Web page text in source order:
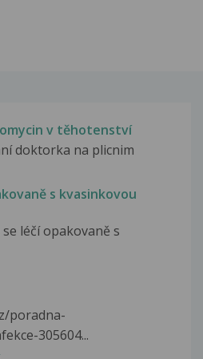
v těhotenství
doktorka na plicnim
s kvasinkovou
léčí opakovaně s
poradna-
305604...